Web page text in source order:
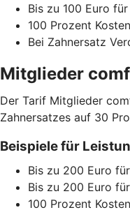
Bis zu 100 Euro
100 Prozent
Bei Zahnersatz
Mitglieder
Der Tarif Mitglieder
Zahnersatzes auf 30
Beispiele für
Bis zu 200 Euro
Bis zu 200 Euro
100 Prozent